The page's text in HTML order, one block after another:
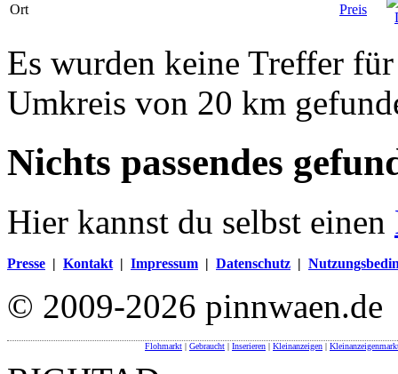
Ort Preis
Es wurden keine Treffer
Umkreis von 20 km
Nichts passendes
Hier kannst du selbst einen
Presse | Kontakt | Impressum | Datenschutz |
© 2009-2026 pinnwaen.de
Flohmarkt | Gebraucht | Inserieren | Kleinanzeigen |